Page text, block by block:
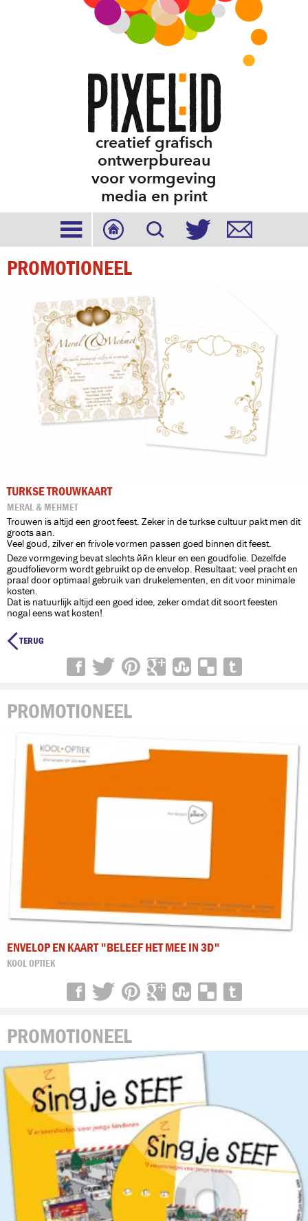
creatief grafisch
ontwerpbureau
voor vormgeving
media en print
    
PROMOTIONEEL
TURKSE TROUWKAART
MERAL & MEHMET
Trouwen is altijd een groot feest. Zeker in de turkse cultuur pakt men dit
groots aan.
Veel goud, zilver en frivole vormen passen goed binnen dit feest.
Deze vormgeving bevat slechts één kleur en een goudfolie. Dezelfde
goudfolievorm wordt gebruikt op de envelop. Resultaat: veel pracht en
praal door optimaal gebruik van drukelementen, en dit voor minimale
kosten.
Dat is natuurlijk altijd een goed idee, zeker omdat dit soort feesten
nogal eens wat kosten!

PROMOTIONEEL
ENVELOP EN KAART "BELEEF HET MEE IN 3D"
KOOL OPTIEK
PROMOTIONEEL